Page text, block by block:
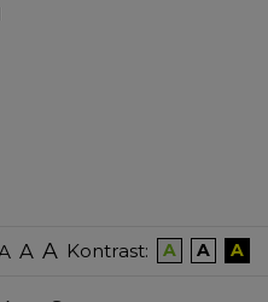
A A Kontrast: A A A